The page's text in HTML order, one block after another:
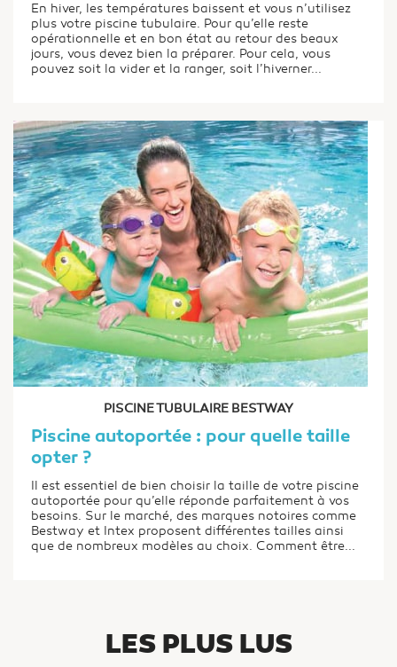
En hiver, les températures baissent et vous n’utilisez
plus votre piscine tubulaire. Pour qu’elle reste
opérationnelle et en bon état au retour des beaux
jours, vous devez bien la préparer. Pour cela, vous
pouvez soit la vider et la ranger, soit l’hiverner...
PISCINE TUBULAIRE BESTWAY
Piscine autoportée : pour quelle taille
opter ?
Il est essentiel de bien choisir la taille de votre piscine
autoportée pour qu’elle réponde parfaitement à vos
besoins. Sur le marché, des marques notoires comme
Bestway et Intex proposent différentes tailles ainsi
que de nombreux modèles au choix. Comment être...
LES PLUS LUS